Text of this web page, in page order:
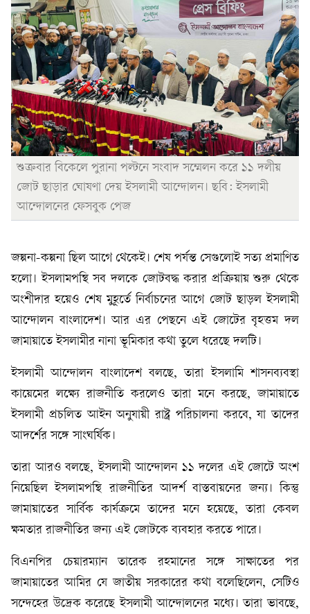
শুক্রবার বিকেলে পুরানা পল্টনে সংবাদ সম্মেলন করে ১১ দলীয়
জোট ছাড়ার ঘোষণা দেয় ইসলামী আন্দোলন। ছবি: ইসলামী
আন্দোলনের ফেসবুক পেজ
জল্পনা-কল্পনা ছিল আগে থেকেই। শেষ পর্যন্ত সেগুলোই সত্য প্রমাণিত
হলো। ইসলামপন্থি সব দলকে জোটবদ্ধ করার প্রক্রিয়ায় শুরু থেকে
অংশীদার হয়েও শেষ মুহূর্তে নির্বাচনের আগে জোট ছাড়ল ইসলামী
আন্দোলন বাংলাদেশ। আর এর পেছনে এই জোটের বৃহত্তম দল
জামায়াতে ইসলামীর নানা ভূমিকার কথা তুলে ধরেছে দলটি।
ইসলামী আন্দোলন বাংলাদেশ বলছে, তারা ইসলামি শাসনব্যবস্থা
কায়েমের লক্ষ্যে রাজনীতি করলেও তারা মনে করছে, জামায়াতে
ইসলামী প্রচলিত আইন অনুযায়ী রাষ্ট্র পরিচালনা করবে, যা তাদের
আদর্শের সঙ্গে সাংঘর্ষিক।
তারা আরও বলছে, ইসলামী আন্দোলন ১১ দলের এই জোটে অংশ
নিয়েছিল ইসলামপন্থি রাজনীতির আদর্শ বাস্তবায়নের জন্য। কিন্তু
জামায়াতের সার্বিক কার্যক্রমে তাদের মনে হয়েছে, তারা কেবল
ক্ষমতার রাজনীতির জন্য এই জোটকে ব্যবহার করতে পারে।
বিএনপির চেয়ারম্যান তারেক রহমানের সঙ্গে সাক্ষাতের পর
জামায়াতের আমির যে জাতীয় সরকারের কথা বলেছিলেন, সেটিও
সন্দেহের উদ্রেক করেছে ইসলামী আন্দোলনের মধ্যে। তারা ভাবছে,